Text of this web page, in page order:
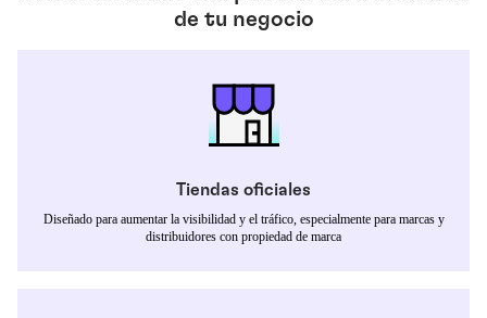
de tu negocio
Tiendas oficiales
Diseñado para aumentar la visibilidad y el tráfico, especialmente para marcas y
distribuidores con propiedad de marca